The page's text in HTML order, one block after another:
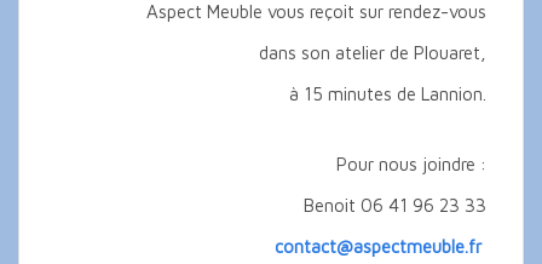
Aspect Meuble vous reçoit sur rendez-vous
dans son atelier de Plouaret,
à 15 minutes de Lannion.
Pour nous joindre :
Benoit 06 41 96 23 33
contact@aspectmeuble.fr